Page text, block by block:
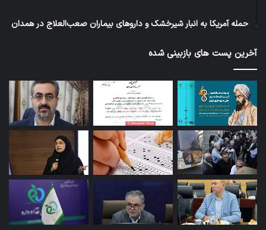
حمله آمریکا به انبار شیرخشک و داروهای بیماران صعب‌العلاج در همدان
آخرین پست های بازبینی شده